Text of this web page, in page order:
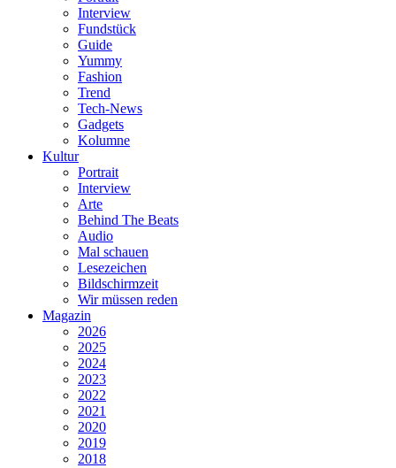
Interview
Fundstück
Guide
Yummy
Fashion
Trend
Tech-News
Gadgets
Kolumne
Kultur
Portrait
Interview
Arte
Behind The Beats
Audio
Mal schauen
Lesezeichen
Bildschirmzeit
Wir müssen reden
Magazin
2026
2025
2024
2023
2022
2021
2020
2019
2018